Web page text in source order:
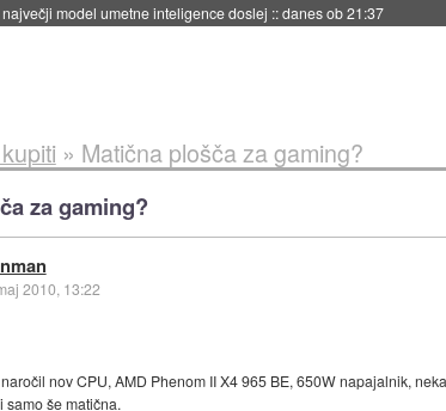
model umetne inteligence doslej ::danes ob 21:37
» Matična plošča za gaming?
za gaming?
2010, 13:22
nov CPU, AMD Phenom II X4 965 BE, 650W napajalnik,
samo še matična.